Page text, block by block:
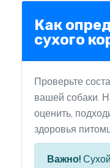
Как
сухого
Проверьте
вашей собаки.
оценить,
здоровья
Важно!